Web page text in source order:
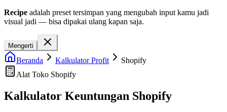
Recipe adalah preset tersimpan yang mengubah input kamu jadi
visual jadi — bisa dipakai ulang kapan saja.
Mengerti
Beranda Kalkulator Profit
Shopify
Alat Toko Shopify
Kalkulator Keuntungan Shopify